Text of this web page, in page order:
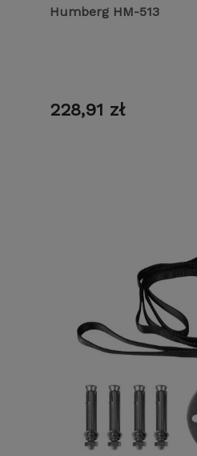
Humberg HM-513
228,91 zł